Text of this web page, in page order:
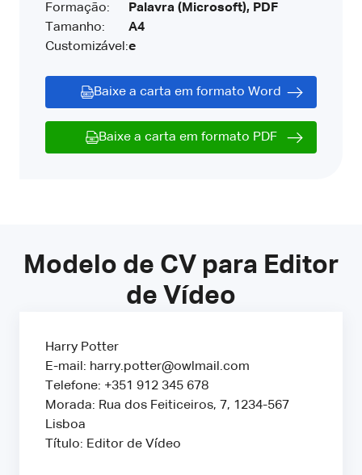
Formação:
Tamanho:
Customizável:
Palavra (Microsoft), PDF
A4
e
Baixe a carta em formato Word
Baixe a carta em formato PDF
Modelo de CV para Editor
de Vídeo
Harry Potter
E-mail: harry.potter@owlmail.com
Telefone: +351 912 345 678
Morada: Rua dos Feiticeiros, 7, 1234-567
Lisboa
Título: Editor de Vídeo